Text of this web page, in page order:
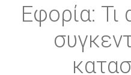
Εφορία: Τι